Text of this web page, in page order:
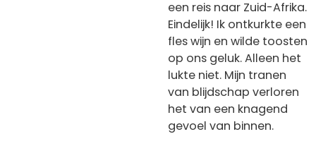
een reis naar Zuid-Afrika.
Eindelijk! Ik ontkurkte een
fles wijn en wilde toosten
op ons geluk. Alleen het
lukte niet. Mijn tranen
van blijdschap verloren
het van een knagend
gevoel van binnen.